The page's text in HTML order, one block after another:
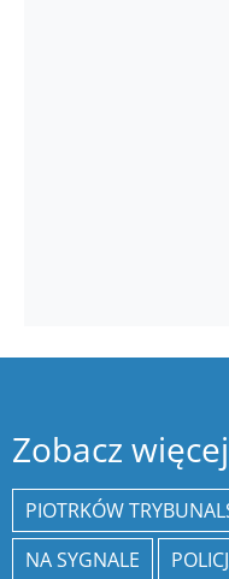
Zobacz więcej
PIOTRKÓW
NA SYGNALE